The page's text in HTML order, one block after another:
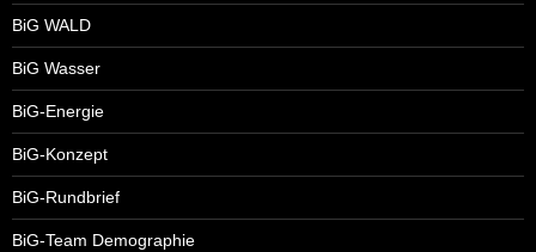
BiG WALD
BiG Wasser
BiG-Energie
BiG-Konzept
BiG-Rundbrief
BiG-Team Demographie